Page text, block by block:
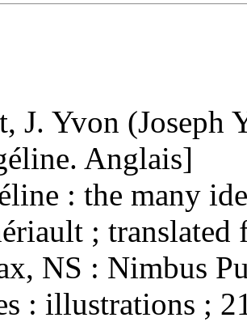
J. Yvon (Joseph
Anglais]
: the many
; translated
NS : Nimbus
: illustrations ;